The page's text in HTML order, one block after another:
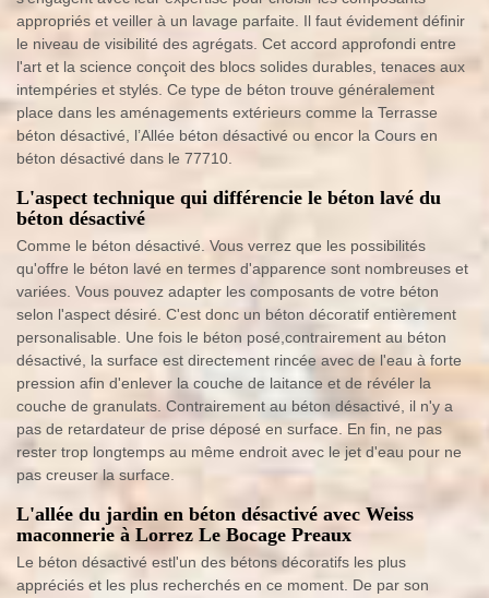
appropriés et veiller à un lavage parfaite. Il faut évidement définir
le niveau de visibilité des agrégats. Cet accord approfondi entre
l'art et la science conçoit des blocs solides durables, tenaces aux
intempéries et stylés. Ce type de béton trouve généralement
place dans les aménagements extérieurs comme la Terrasse
béton désactivé, l’Allée béton désactivé ou encor la Cours en
béton désactivé dans le 77710.
L'aspect technique qui différencie le béton lavé du
béton désactivé
Comme le béton désactivé. Vous verrez que les possibilités
qu'offre le béton lavé en termes d'apparence sont nombreuses et
variées. Vous pouvez adapter les composants de votre béton
selon l'aspect désiré. C'est donc un béton décoratif entièrement
personalisable. Une fois le béton posé,contrairement au béton
désactivé, la surface est directement rincée avec de l'eau à forte
pression afin d'enlever la couche de laitance et de révéler la
couche de granulats. Contrairement au béton désactivé, il n'y a
pas de retardateur de prise déposé en surface. En fin, ne pas
rester trop longtemps au même endroit avec le jet d'eau pour ne
pas creuser la surface.
L'allée du jardin en béton désactivé avec Weiss
maconnerie à Lorrez Le Bocage Preaux
Le béton désactivé estl'un des bétons décoratifs les plus
appréciés et les plus recherchés en ce moment. De par son